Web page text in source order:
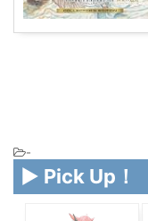
-
▶ Pick Up！